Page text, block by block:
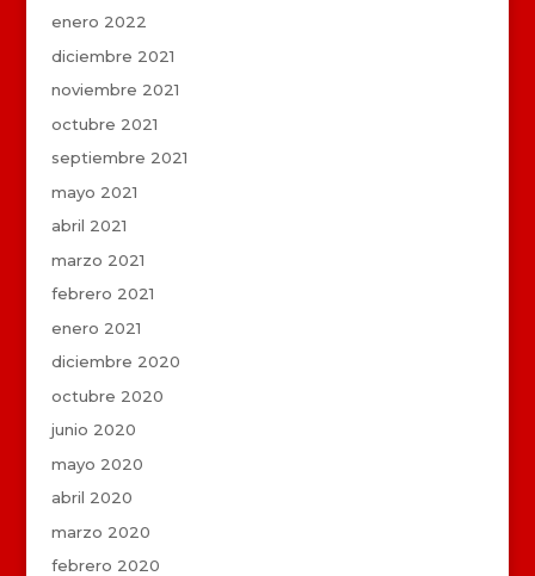
enero 2022
diciembre 2021
noviembre 2021
octubre 2021
septiembre 2021
mayo 2021
abril 2021
marzo 2021
febrero 2021
enero 2021
diciembre 2020
octubre 2020
junio 2020
mayo 2020
abril 2020
marzo 2020
febrero 2020